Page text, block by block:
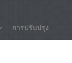
การปรับปรุง